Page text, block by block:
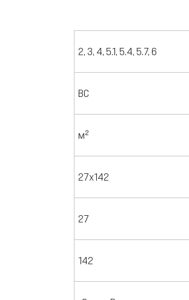
2, 3, 4, 5.1, 5.4, 5.7, 6
ВС
м²
27х142
27
142